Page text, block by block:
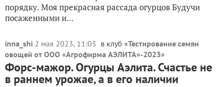
порядку. Моя прекрасная рассада огурцов Будучи
посаженными и...
inna_shi 2 мая 2023, 11:03 в клуб «Тестирование семян
овощей от ООО «Агрофирма АЭЛИТА»-2023»
Форс-мажор. Огурцы Аэлита. Счастье не
в раннем урожае, а в его наличии